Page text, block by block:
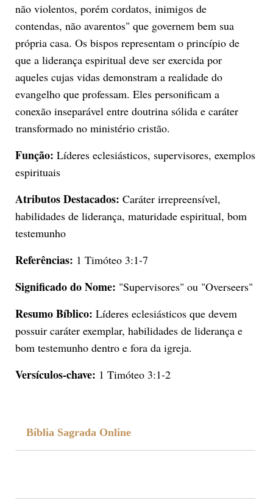
não violentos, porém cordatos, inimigos de
contendas, não avarentos" que governem bem sua
própria casa. Os bispos representam o princípio de
que a liderança espiritual deve ser exercida por
aqueles cujas vidas demonstram a realidade do
evangelho que professam. Eles personificam a
conexão inseparável entre doutrina sólida e caráter
transformado no ministério cristão.
Função: Líderes eclesiásticos, supervisores, exemplos
espirituais
Atributos Destacados: Caráter irrepreensível,
habilidades de liderança, maturidade espiritual, bom
testemunho
Referências: 1 Timóteo 3:1-7
Significado do Nome: "Supervisores" ou "Overseers"
Resumo Bíblico: Líderes eclesiásticos que devem
possuir caráter exemplar, habilidades de liderança e
bom testemunho dentro e fora da igreja.
Versículos-chave: 1 Timóteo 3:1-2
Bíblia Sagrada Online